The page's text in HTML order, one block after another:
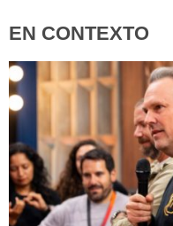
EN CONTEXTO